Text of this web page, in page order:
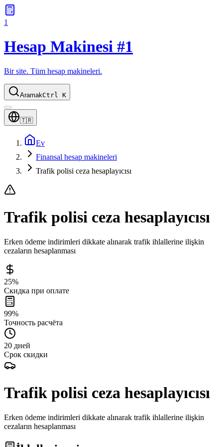
1
Hesap Makinesi #1
Bir site. Tüm hesap makineleri.
AramakCtrl K
🇹🇷
Ev
Finansal hesap makineleri
Trafik polisi ceza hesaplayıcısı
Trafik polisi ceza hesaplayıcısı
Erken ödeme indirimleri dikkate alınarak trafik ihlallerine ilişkin
cezaların hesaplanması
25%
Скидка при оплате
99%
Точность расчёта
20 дней
Срок скидки
Trafik polisi ceza hesaplayıcısı
Erken ödeme indirimleri dikkate alınarak trafik ihlallerine ilişkin
cezaların hesaplanması